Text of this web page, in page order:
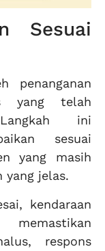
Sesuai
penanganan
yang telah
ini
sesuai
yang masih
yang jelas.
kendaraan
memastikan
respons